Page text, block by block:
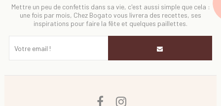
Mettre un peu de confettis dans sa vie, c'est aussi simple que cela :
une fois par mois, Chez Bogato vous livrera des recettes, ses
inspirations pour faire la fête et quelques paillettes.
Facebook